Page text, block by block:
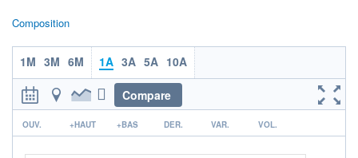
FONDS PARTENAIRES
TARIFS PRIVILÉGIÉS
ÉLIGIBILITÉ
PEA-PME BOURSOVIE LUX
CTO BUSINESS
Non éligible Boursobank
ACTIF NET (EUR)
Composition
1M 3M 6M 1A 3A 5A 10A
Compare
r
OUV. +HAUT +BAS DER. VAR. VOL.